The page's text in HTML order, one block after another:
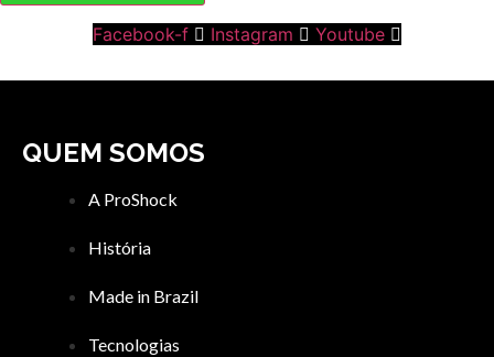
Facebook-f Instagram Youtube
QUEM SOMOS
A ProShock
História
Made in Brazil
Tecnologias